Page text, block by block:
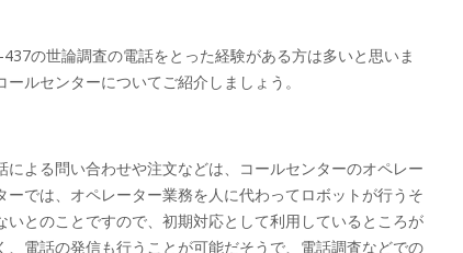
の世論調査の電話をとった経験がある方は多いと思いま
ルセンターについてご紹介しましょう。
よる問い合わせや注文などは、コールセンターのオペレー
では、オペレーター業務を人に代わってロボットが行うそ
とのことですので、初期対応として利用しているところが
電話の発信も行うことが可能だそうで、電話調査などでの